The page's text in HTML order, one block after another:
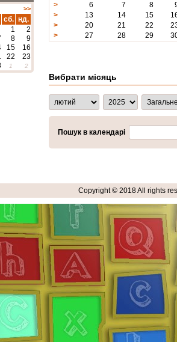
>>
сб. нд.
1 2
8 9
15 16
22 23
1 2
>
6 7 8
>
13 14 15
>
20 21 22
>
27 28 29
Вибрати місяць
Пошук в календарі
Copyright © 2018All rights